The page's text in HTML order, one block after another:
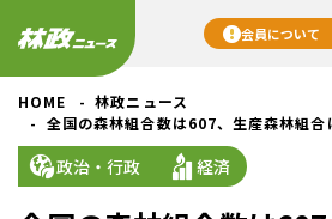
会員について
HOME
林政ニュース
全国の森林組合数は607、生産森林組
政治・行政 経済